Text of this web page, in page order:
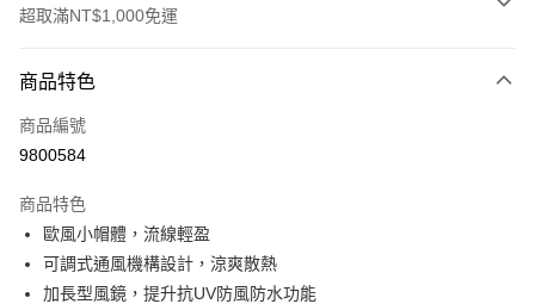
超取滿NT$1,000免運
信用卡一次付款
超商取貨付款
ATM付款
運送方式
商品特色
商品編號
9800584
商品特色
歐風小帽體，流線輕盈
可調式通風機構設計，涼爽散熱
加長型風鏡，提升抗UV防風防水功能